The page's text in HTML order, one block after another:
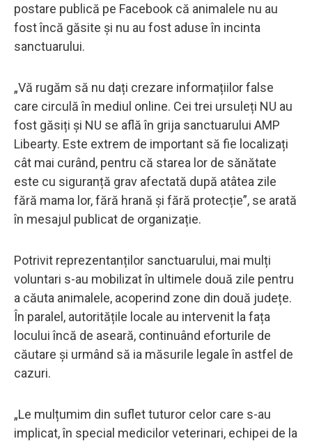
postare publică pe Facebook că animalele nu au
fost încă găsite și nu au fost aduse în incinta
sanctuarului.
„Vă rugăm să nu dați crezare informațiilor false
care circulă în mediul online. Cei trei ursuleți NU au
fost găsiți și NU se află în grija sanctuarului AMP
Libearty. Este extrem de important să fie localizați
cât mai curând, pentru că starea lor de sănătate
este cu siguranță grav afectată după atâtea zile
fără mama lor, fără hrană și fără protecție”, se arată
în mesajul publicat de organizație.
Potrivit reprezentanților sanctuarului, mai mulți
voluntari s-au mobilizat în ultimele două zile pentru
a căuta animalele, acoperind zone din două județe.
În paralel, autoritățile locale au intervenit la fața
locului încă de aseară, continuând eforturile de
căutare și urmând să ia măsurile legale în astfel de
cazuri.
„Le mulțumim din suflet tuturor celor care s-au
implicat, în special medicilor veterinari, echipei de la